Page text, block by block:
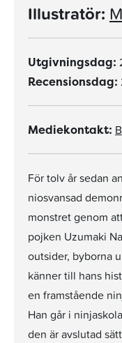
Illustratör:
Utgivningsdag:
Recensionsdag:
Mediekontakt:
För tolv år sedan
niosvansad
monstret genom
pojken Uzumaki
outsider, byborna
känner till hans
en framstående
Han går i
den är avslutad